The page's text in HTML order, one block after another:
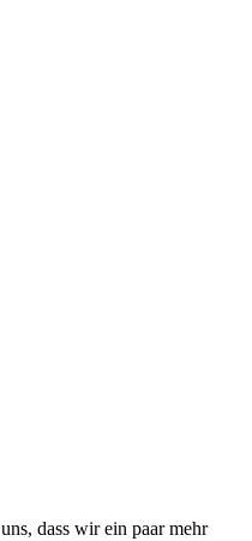
dass wir ein paar mehr